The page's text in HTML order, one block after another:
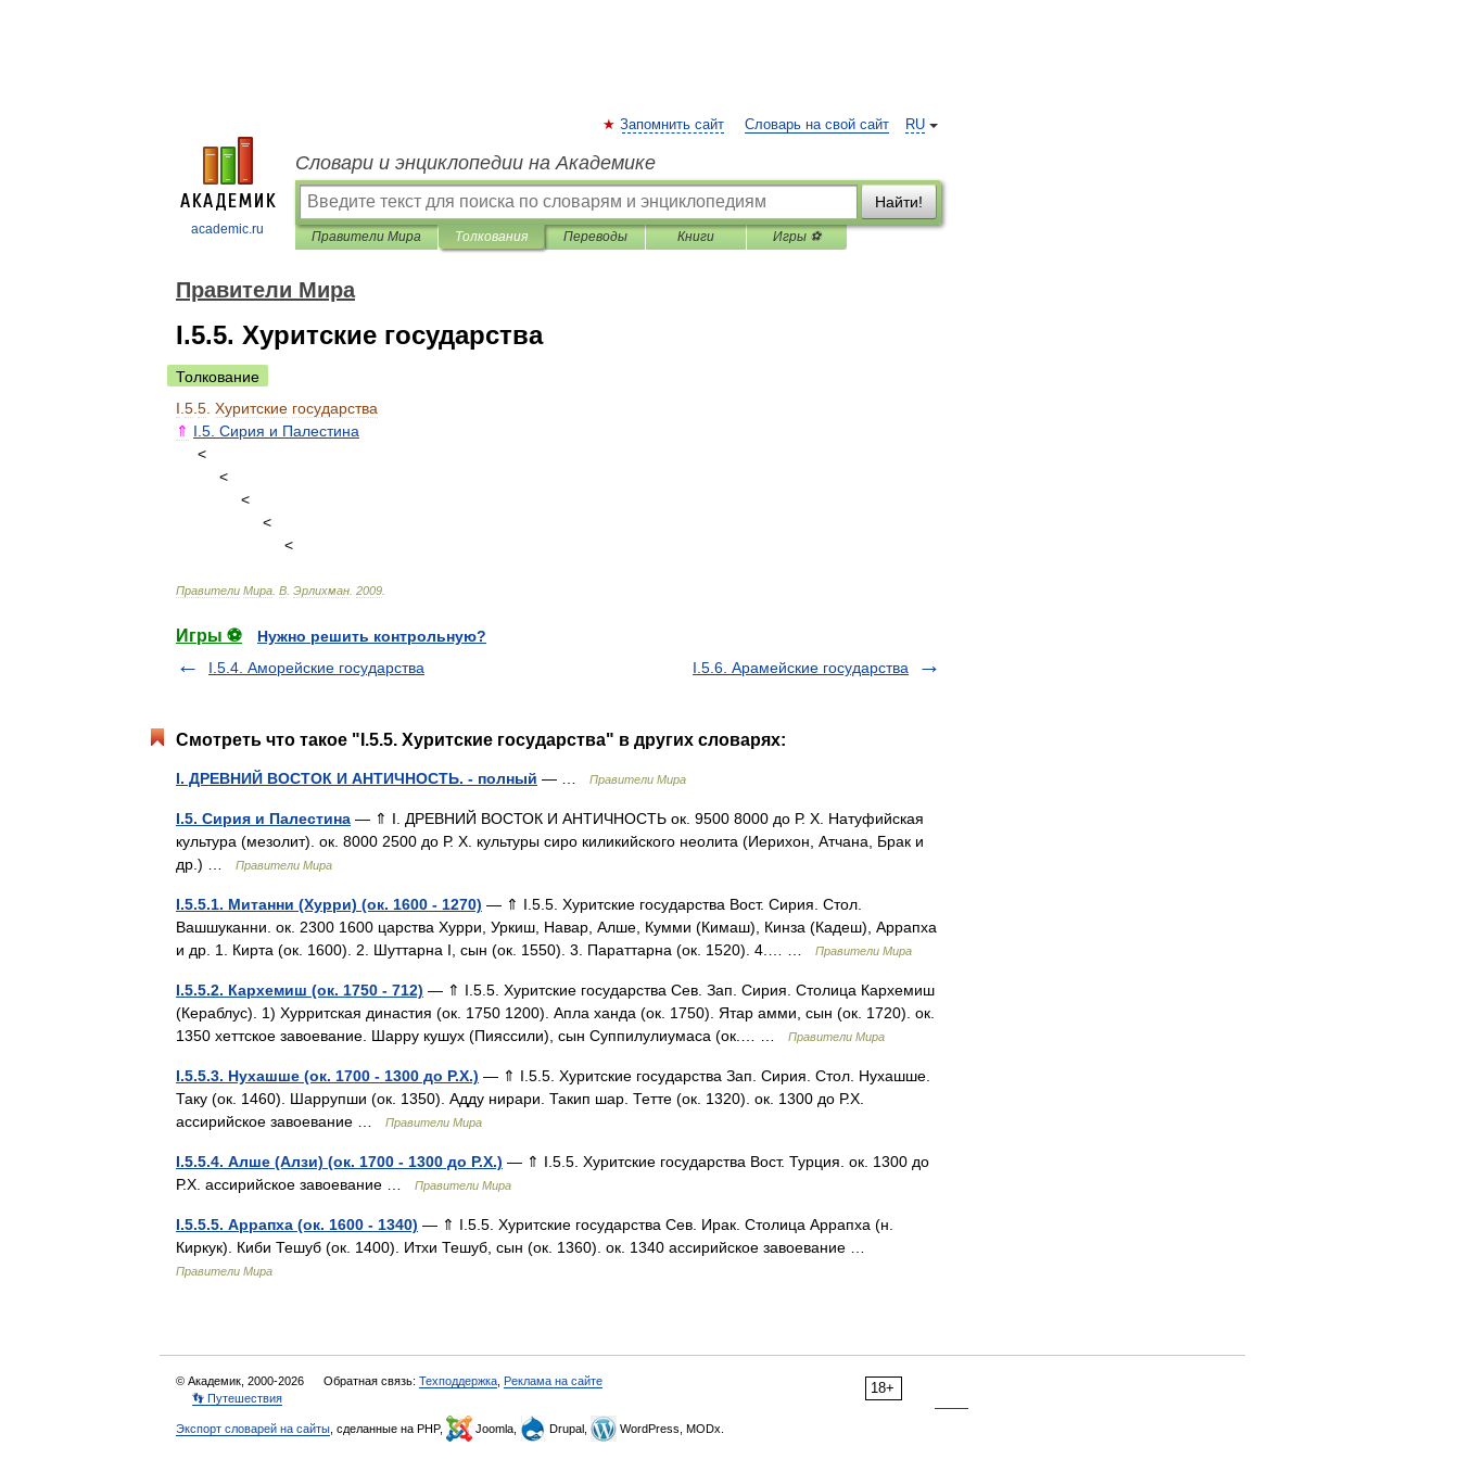
academic.ru
RU
Запомнить сайт Словарь на свой сайт
Словари и энциклопедии на Академике
Найти!
Правители Мира Толкования Переводы Книги Игры ⚽
Правители Мира
I.5.5. Хуритские государства
Толкование
I 5 5 Хуритские государства
⇑ I 5 Сирия и Палестина
<
<
<
<
<
Правители Мира В Эрлихман 2009
Игры ⚽
Нужно решить контрольную?
I.5.4. Аморейские государства
I.5.6. Арамейские государства
Смотреть что такое "I.5.5. Хуритские государства" в других словарях:
I. ДРЕВНИЙ ВОСТОК И АНТИЧНОСТЬ. - полный — … Правители Мира
I.5. Сирия и Палестина — ⇑ I. ДРЕВНИЙ ВОСТОК И АНТИЧНОСТЬ ок. 9500 8000 до Р. Х. Натуфийская
культура (мезолит). ок. 8000 2500 до Р. Х. культуры сиро киликийского неолита (Иерихон, Атчана, Брак и
др.) …
Правители Мира
I.5.5.1. Митанни (Хурри) (ок. 1600 - 1270) — ⇑ I.5.5. Хуритские государства Вост. Сирия. Стол.
Вашшуканни. ок. 2300 1600 царства Хурри, Уркиш, Навар, Алше, Кумми (Кимаш), Кинза (Кадеш), Аррапха
и др. 1. Кирта (ок. 1600). 2. Шуттарна I, сын (ок. 1550). 3. Параттарна (ок. 1520). 4.… …
Правители Мира
I.5.5.2. Кархемиш (ок. 1750 - 712) — ⇑ I.5.5. Хуритские государства Сев. Зап. Сирия. Столица Кархемиш
(Кераблус). 1) Хурритская династия (ок. 1750 1200). Апла ханда (ок. 1750). Ятар амми, сын (ок. 1720). ок.
1350 хеттское завоевание. Шарру кушух (Пияссили), сын Суппилулиумаса (ок.… …
Правители Мира
I.5.5.3. Нухашше (ок. 1700 - 1300 до Р.Х.) — ⇑ I.5.5. Хуритские государства Зап. Сирия. Стол. Нухашше.
Таку (ок. 1460). Шаррупши (ок. 1350). Адду нирари. Такип шар. Тетте (ок. 1320). ок. 1300 до Р.Х.
ассирийское завоевание …
Правители Мира
I.5.5.4. Алше (Алзи) (ок. 1700 - 1300 до Р.Х.) — ⇑ I.5.5. Хуритские государства Вост. Турция. ок. 1300 до
Р.Х. ассирийское завоевание …
Правители Мира
I.5.5.5. Аррапха (ок. 1600 - 1340) — ⇑ I.5.5. Хуритские государства Сев. Ирак. Столица Аррапха (н.
Киркук). Киби Тешуб (ок. 1400). Итхи Тешуб, сын (ок. 1360). ок. 1340 ассирийское завоевание …
Правители Мира
18+
© Академик, 2000-2026 Обратная связь: Техподдержка Реклама на сайте
👣 Путешествия
Экспорт словарей на сайты , сделанные на PHP, Joomla, Drupal, WordPress, MODx.